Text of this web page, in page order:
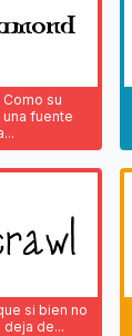
Como su
fuente
si bien no
deja de...